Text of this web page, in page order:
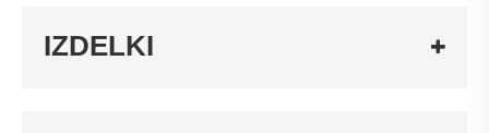
IZDELKI